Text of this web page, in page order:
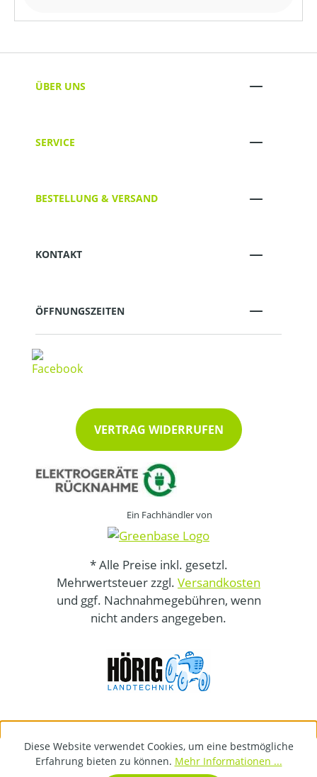
ÜBER UNS
SERVICE
BESTELLUNG & VERSAND
KONTAKT
ÖFFNUNGSZEITEN
VERTRAG WIDERRUFEN
Ein Fachhändler von
* Alle Preise inkl. gesetzl.
Mehrwertsteuer zzgl. Versandkosten
und ggf. Nachnahmegebühren, wenn
nicht anders angegeben.
Diese Website verwendet Cookies, um eine bestmögliche
Erfahrung bieten zu können. Mehr Informationen ...